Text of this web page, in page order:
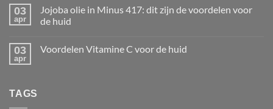
de
huid
Aloë
Vera:
de
03
apr
Jojoba olie in Minus 417: dit zijn de voordelen voor
de huid
op
03
apr
Voordelen Vitamine C voor de huid
TAGS